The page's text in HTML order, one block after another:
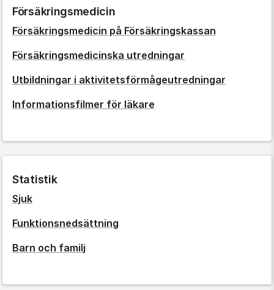
Försäkringsmedicin
Försäkringsmedicin på Försäkringskassan
Försäkringsmedicinska utredningar
Utbildningar i aktivitetsförmågeutredningar
Informationsfilmer för läkare
Statistik
Sjuk
Funktionsnedsättning
Barn och familj